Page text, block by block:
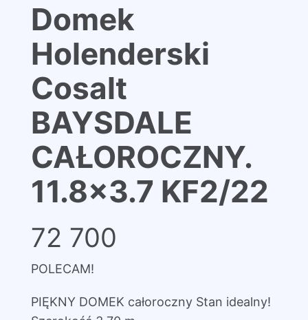
Domek
Holenderski
Cosalt
BAYSDALE
CAŁOROCZNY.
11.8×3.7 KF2/22
72 700
POLECAM!
PIĘKNY DOMEK całoroczny Stan idealny!